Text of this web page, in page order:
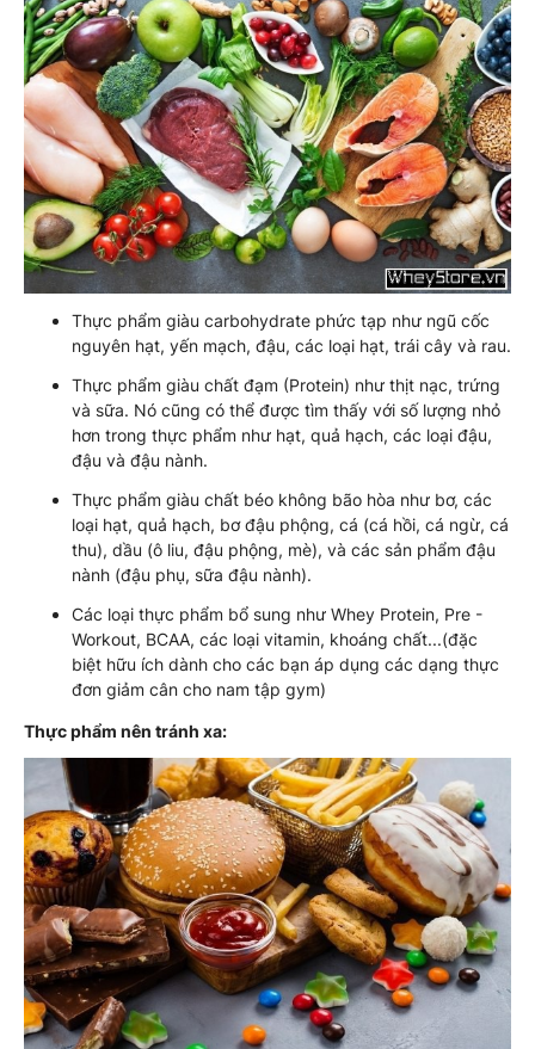
Thực phẩm giàu carbohydrate phức tạp như ngũ cốc
nguyên hạt, yến mạch, đậu, các loại hạt, trái cây và rau.
Thực phẩm giàu chất đạm (Protein) như thịt nạc, trứng
và sữa. Nó cũng có thể được tìm thấy với số lượng nhỏ
hơn trong thực phẩm như hạt, quả hạch, các loại đậu,
đậu và đậu nành.
Thực phẩm giàu chất béo không bão hòa như bơ, các
loại hạt, quả hạch, bơ đậu phộng, cá (cá hồi, cá ngừ, cá
thu), dầu (ô liu, đậu phộng, mè), và các sản phẩm đậu
nành (đậu phụ, sữa đậu nành).
Các loại thực phẩm bổ sung như Whey Protein, Pre -
Workout, BCAA, các loại vitamin, khoáng chất...(đặc
biệt hữu ích dành cho các bạn áp dụng các dạng thực
đơn giảm cân cho nam tập gym)
Thực phẩm nên tránh xa: